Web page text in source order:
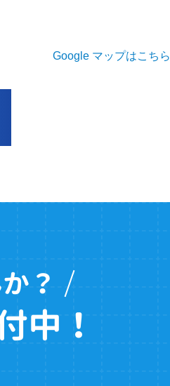
Google マップはこちら
？
中！